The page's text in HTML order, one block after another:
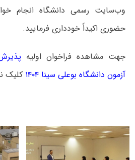
وب‌سایت رسمی دانشگاه انجام
حضوری اکیداً خودداری فرمایید.
جهت مشاهده فراخوان اولیه
آزمون دانشگاه بوعلی سینا ۱۴۰۴
کلیک